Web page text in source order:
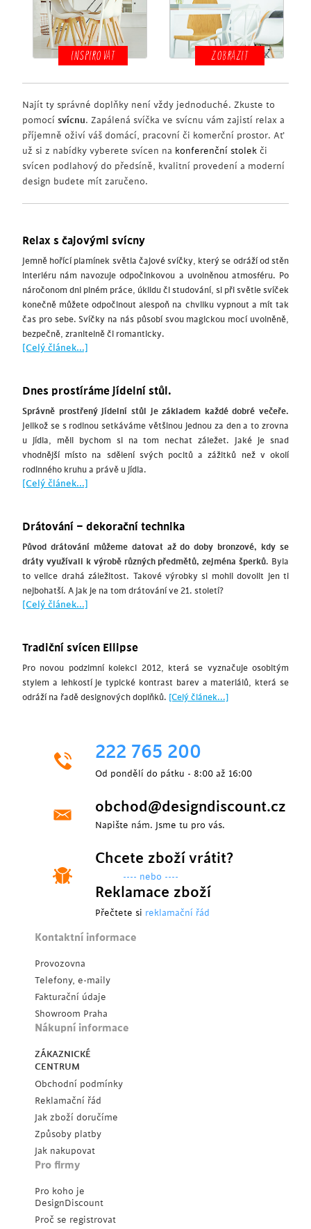
INSPIROVAT ZOBRAZIT
Najít ty správné doplňky není vždy jednoduché. Zkuste to
pomocí svícnu. Zapálená svíčka ve svícnu vám zajistí relax a
příjemně oživí váš domácí, pracovní či komerční prostor. Ať
už si z nabídky vyberete svícen na konferenční stolek či
svícen podlahový do předsíně, kvalitní provedení a moderní
design budete mít zaručeno.
Relax s čajovými svícny
Jemně hořící plamínek světla čajové svíčky, který se odráží od stěn
interiéru nám navozuje odpočinkovou a uvolněnou atmosféru. Po
náročonom dni plném práce, úklidu či studování, si při světle svíček
konečně můžete odpočinout alespoň na chvilku vypnout a mít tak
čas pro sebe. Svíčky na nás působí svou magickou mocí uvolněně,
bezpečně, zranitelně či romanticky.
[Celý článek...]
Dnes prostíráme jídelní stůl.
Správně prostřený jídelní stůl je základem každé dobré večeře.
Jelikož se s rodinou setkáváme většinou jednou za den a to zrovna
u jídla, měli bychom si na tom nechat záležet. Jaké je snad
vhodnější místo na sdělení svých pocitů a zážitků než v okolí
rodinného kruhu a právě u jídla.
[Celý článek...]
Drátování – dekorační technika
Původ drátování můžeme datovat až do doby bronzové, kdy se
dráty využívali k výrobě různých předmětů, zejména šperků. Byla
to velice drahá záležitost. Takové výrobky si mohli dovolit jen ti
nejbohatší. A jak je na tom drátování ve 21. století?
[Celý článek...]
Tradiční svícen Ellipse
Pro novou podzimní kolekci 2012, která se vyznačuje osobitým
stylem a lehkostí je typické kontrast barev a materiálů, která se
odráží na řadě designových doplňků. [Celý článek...]
222 765 200
Od pondělí do pátku - 8:00 až 16:00
obchod@designdiscount.cz
Napište nám. Jsme tu pro vás.
Chcete zboží vrátit?
---- nebo ----
Reklamace zboží
Přečtete si reklamační řád
Kontaktní informace
Provozovna
Telefony, e-maily
Fakturační údaje
Showroom Praha
Nákupní informace
ZÁKAZNICKÉ
CENTRUM
Obchodní podmínky
Reklamační řád
Jak zboží doručíme
Způsoby platby
Jak nakupovat
Pro firmy
Pro koho je
DesignDiscount
Proč se registrovat